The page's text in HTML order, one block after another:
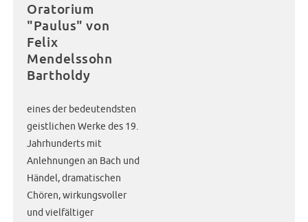
Oratorium
"Paulus" von
Felix
Mendelssohn
Bartholdy
eines der bedeutendsten
geistlichen Werke des 19.
Jahrhunderts mit
Anlehnungen an Bach und
Händel, dramatischen
Chören, wirkungsvoller
und vielfältiger